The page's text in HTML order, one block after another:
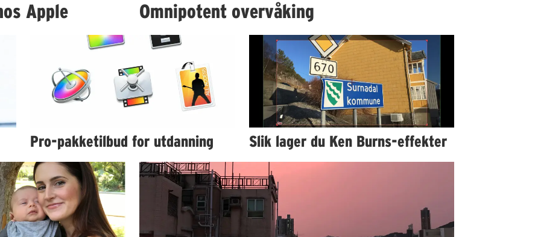
Apple Omnipotent overvåking
Pro-pakketilbud for utdanning Slik lager du Ken Burns-effekter